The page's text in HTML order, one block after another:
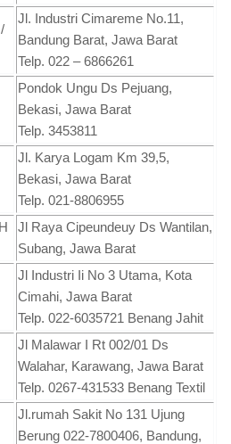
Jl. Industri Cimareme No.11,
Bandung Barat, Jawa Barat
Telp. 022 – 6866261
Pondok Ungu Ds Pejuang,
Bekasi, Jawa Barat
Telp. 3453811
Jl. Karya Logam Km 39,5,
Bekasi, Jawa Barat
Telp. 021-8806955
Jl Raya Cipeundeuy Ds Wantilan,
Subang, Jawa Barat
Jl Industri Ii No 3 Utama, Kota
Cimahi, Jawa Barat
Telp. 022-6035721 Benang Jahit
Jl Malawar I Rt 002/01 Ds
Walahar, Karawang, Jawa Barat
Telp. 0267-431533 Benang Textil
Jl.rumah Sakit No 131 Ujung
Berung 022-7800406, Bandung,